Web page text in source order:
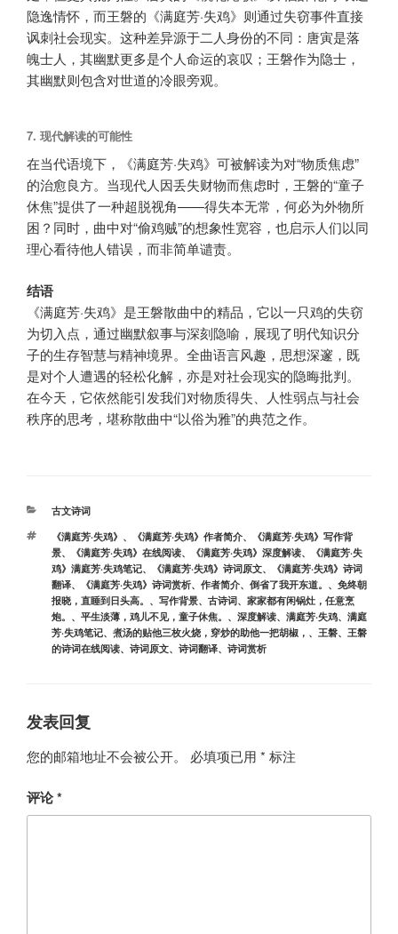
隐逸情怀，而王磐的《满庭芳·失鸡》则通过失窃事件直接
讽刺社会现实。这种差异源于二人身份的不同：唐寅是落
魄士人，其幽默更多是个人命运的哀叹；王磐作为隐士，
其幽默则包含对世道的冷眼旁观。
7. 现代解读的可能性
在当代语境下，《满庭芳·失鸡》可被解读为对“物质焦虑”
的治愈良方。当现代人因丢失财物而焦虑时，王磐的“童子
休焦”提供了一种超脱视角——得失本无常，何必为外物所
困？同时，曲中对“偷鸡贼”的想象性宽容，也启示人们以同
理心看待他人错误，而非简单谴责。
结语
《满庭芳·失鸡》是王磐散曲中的精品，它以一只鸡的失窃
为切入点，通过幽默叙事与深刻隐喻，展现了明代知识分
子的生存智慧与精神境界。全曲语言风趣，思想深邃，既
是对个人遭遇的轻松化解，亦是对社会现实的隐晦批判。
在今天，它依然能引发我们对物质得失、人性弱点与社会
秩序的思考，堪称散曲中“以俗为雅”的典范之作。
分
古文诗词
标
签
《满庭芳·失鸡》 、 《满庭芳·失鸡》作者简介、
《满庭芳·失鸡》写作背
景、 《满庭芳·失鸡》在线阅读、 《满庭芳·失鸡》深度解读、
《满庭芳·失
鸡》满庭芳·失鸡笔记、 《满庭芳·失鸡》诗词原文、
《满庭芳·失鸡》诗词
翻译、 《满庭芳·失鸡》诗词赏析、 作者简介、 倒省了我开东道。 、 免终朝
报晓，直睡到日头高。 、 写作背景、 古诗词、 家家都有闲锅灶，任意烹
炮。 、 平生淡薄，鸡儿不见，童子休焦。 、 深度解读、 满庭芳·失鸡、 满庭
芳·失鸡笔记、 煮汤的贴他三枚火烧，穿炒的助他一把胡椒， 、 王磐、 王磐
的诗词在线阅读、 诗词原文、 诗词翻译、 诗词赏析
发表回复
您的邮箱地址不会被公开。 必填项已用 * 标注
评论*